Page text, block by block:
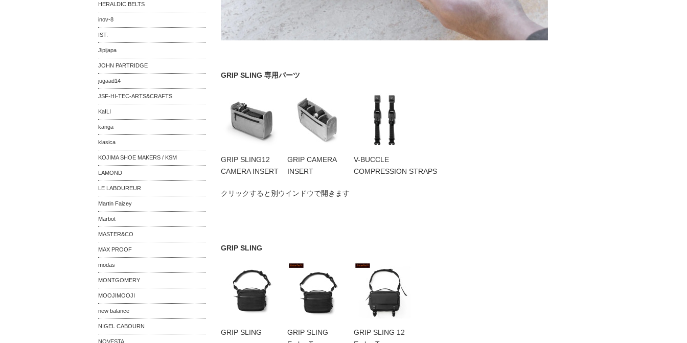
GRIP SLING 専用パーツ
GRIP SLING12
CAMERA INSERT
GRIP CAMERA
INSERT
V-BUCCLE
COMPRESSION STRAPS
クリックすると別ウインドウで開きます
GRIP SLING
GRIP SLING
GRIP SLING
GRIP SLING 12
HERALDIC BELTS
inov-8
IST.
Jipijapa
JOHN PARTRIDGE
jugaad14
JSF-HI-TEC-ARTS&CRAFTS
KaILI
kanga
klasica
KOJIMA SHOE MAKERS / KSM
LAMOND
LE LABOUREUR
Martin Faizey
Marbot
MASTER&CO
MAX PROOF
modas
MONTGOMERY
MOOJIMOOJI
new balance
NIGEL CABOURN
NOVESTA